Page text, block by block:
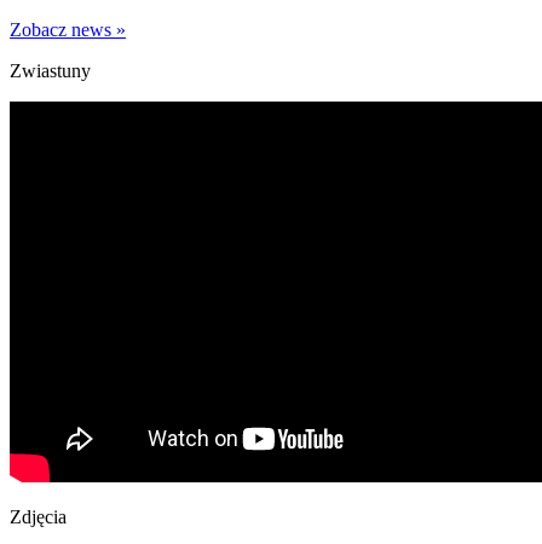
Zobacz news »
Zwiastuny
Zdjęcia